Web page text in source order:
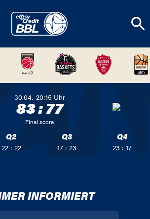
30.04. 20:15 Uhr
83:77
Final score
Q2
22 : 22
Q3
17 : 23
Q4
23 : 17
INFORMIERT